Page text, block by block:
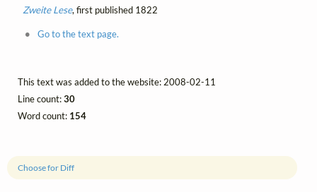
Choose for Diff
Zweite Lese, first published 1822
Go to the text page.
This text was added to the website: 2008-02-11
Line count:30
Word count: 154